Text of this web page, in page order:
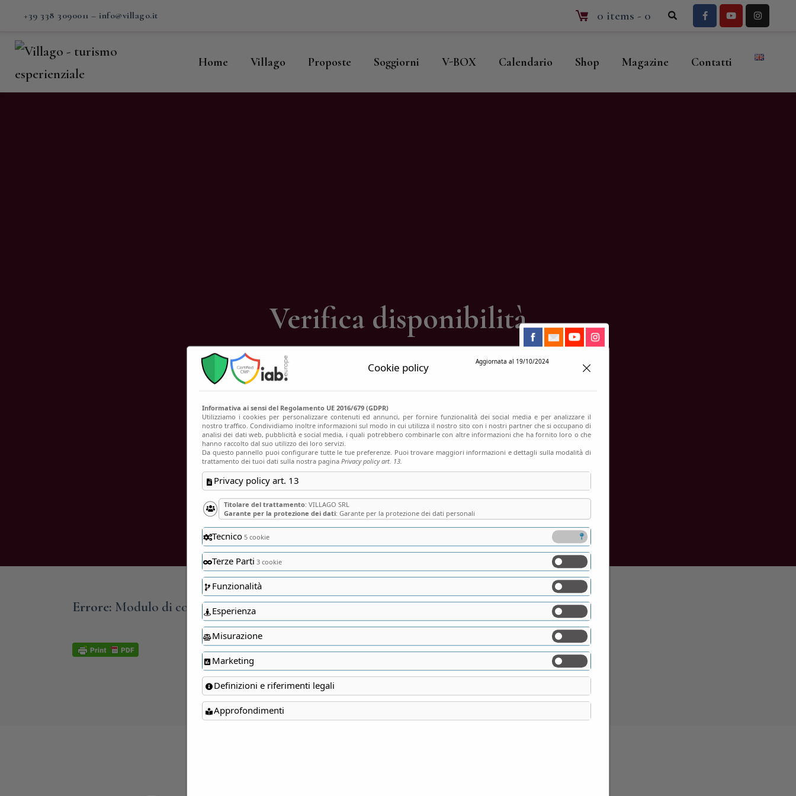
+39 338 3090011 – info@villago.it 0 items - 0
Home Villago Proposte Soggiorni V-BOX Calendario Shop Magazine Contatti
Verifica disponibilità
Errore: Modulo di contatto non trovato.
Cookie policy Aggiornata al 19/10/2024
Informativa ai sensi del Regolamento UE 2016/679 (GDPR)
Utilizziamo i cookies per personalizzare contenuti ed annunci, per fornire funzionalità dei social media e per analizzare il
nostro traffico. Condividiamo inoltre informazioni sul modo in cui utilizza il nostro sito con i nostri partner che si occupano di
analisi dei dati web, pubblicità e social media, i quali potrebbero combinarle con altre informazioni che ha fornito loro o che
hanno raccolto dal suo utilizzo dei loro servizi.
Da questo pannello puoi configurare tutte le tue preferenze. Puoi trovare maggiori informazioni e dettagli sulla modalità di
trattamento dei tuoi dati sulla nostra pagina Privacy policy art. 13.
Privacy policy art. 13
Titolare del trattamento: VILLAGO SRL
Garante per la protezione dei dati: Garante per la protezione dei dati personali
Tecnico 5 cookie
Terze Parti 3 cookie
Funzionalità
Esperienza
Misurazione
Marketing
Definizioni e riferimenti legali
Approfondimenti